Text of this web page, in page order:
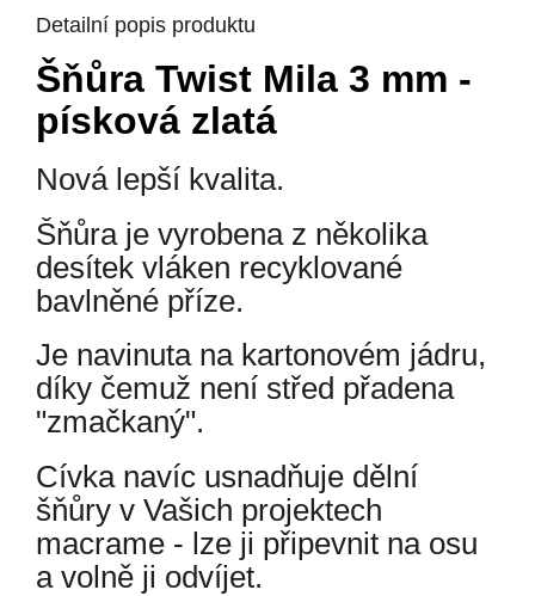
Detailní popis produktu
Šňůra Twist Mila 3 mm -
písková zlatá
Nová lepší kvalita.
Šňůra je vyrobena z několika
desítek vláken recyklované
bavlněné příze.
Je navinuta na kartonovém jádru,
díky čemuž není střed přadena
"zmačkaný".
Cívka navíc usnadňuje dělní
šňůry v Vašich projektech
macrame - lze ji připevnit na osu
a volně ji odvíjet.